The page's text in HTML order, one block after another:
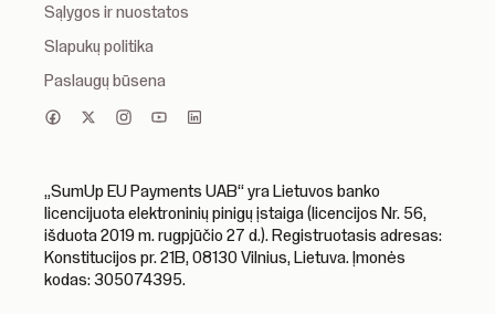
Sąlygos ir nuostatos
Slapukų politika
Paslaugų būsena
„SumUp EU Payments UAB“ yra Lietuvos banko
licencijuota elektroninių pinigų įstaiga (licencijos Nr. 56,
išduota 2019 m. rugpjūčio 27 d.). Registruotasis adresas:
Konstitucijos pr. 21B, 08130 Vilnius, Lietuva. Įmonės
kodas: 305074395.